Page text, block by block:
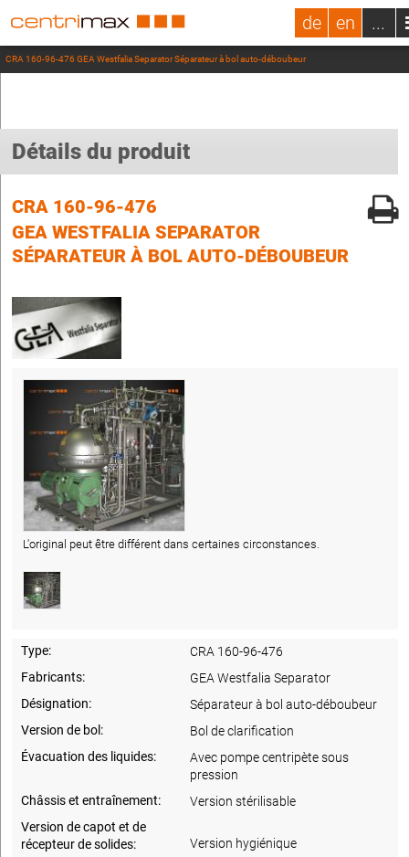
de en ...
CRA 160-96-476 GEA Westfalia Separator Séparateur à bol auto-déboubeur
Détails du produit
CRA 160-96-476
GEA WESTFALIA SEPARATOR
SÉPARATEUR À BOL AUTO-DÉBOUBEUR
L'original peut être différent dans certaines circonstances.
Type:
CRA 160-96-476
Fabricants:
GEA Westfalia Separator
Désignation:
Séparateur à bol auto-déboubeur
Version de bol:
Bol de clarification
Évacuation des liquides:
Avec pompe centripète sous
pression
Châssis et entraînement:
Version stérilisable
Version de capot et de
récepteur de solides:
Version hygiénique